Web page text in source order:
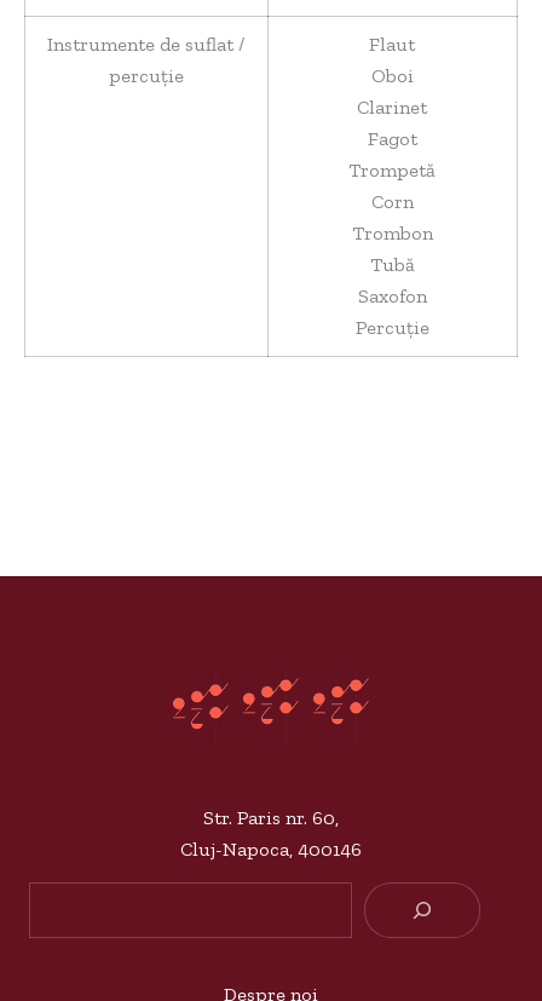
Instrumente de suflat /
percuție
Flaut
Oboi
Clarinet
Fagot
Trompetă
Corn
Trombon
Tubă
Saxofon
Percuție
Str. Paris nr. 60,
Cluj-Napoca, 400146
Despre noi